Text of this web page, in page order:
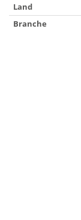
Land
Branche